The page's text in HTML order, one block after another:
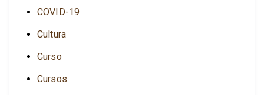
COVID-19
Cultura
Curso
Cursos